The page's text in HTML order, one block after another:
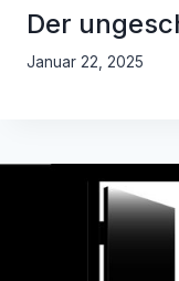
Der
Januar 22, 2025